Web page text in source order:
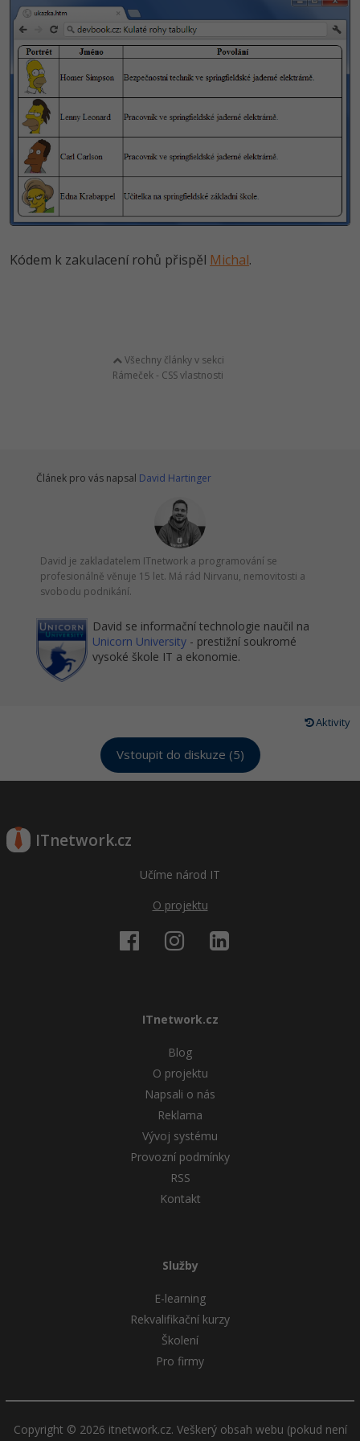
Kódem k zakulacení rohů přispěl Michal.
Všechny články v sekci
Rámeček - CSS vlastnosti
Článek pro vás napsal David Hartinger
David je zakladatelem ITnetwork a programování se
profesionálně věnuje 15 let. Má rád Nirvanu, nemovitosti a
svobodu podnikání.
David se informační technologie naučil na
Unicorn University - prestižní soukromé
vysoké škole IT a ekonomie.
Aktivity
Vstoupit do diskuze (5)
ITnetwork.cz
Učíme národ IT
O projektu
ITnetwork.cz
Blog
O projektu
Napsali o nás
Reklama
Vývoj systému
Provozní podmínky
RSS
Kontakt
Služby
E-learning
Rekvalifikační kurzy
Školení
Pro firmy
Copyright © 2026 itnetwork.cz. Veškerý obsah webu (pokud není